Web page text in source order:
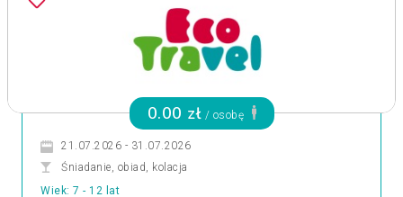
0.00 zł / osobę
21.07.2026 - 31.07.2026
Śniadanie, obiad, kolacja
Wiek: 7 - 12 lat